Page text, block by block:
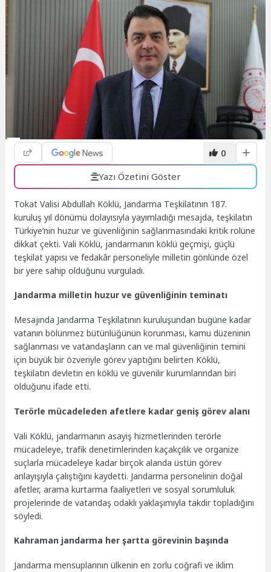
0
Yazı Özetini Göster
Tokat Valisi Abdullah Köklü, Jandarma Teşkilatının 187.
kuruluş yıl dönümü dolayısıyla yayımladığı mesajda, teşkilatın
Türkiye’nin huzur ve güvenliğinin sağlanmasındaki kritik rolüne
dikkat çekti. Vali Köklü, jandarmanın köklü geçmişi, güçlü
teşkilat yapısı ve fedakâr personeliyle milletin gönlünde özel
bir yere sahip olduğunu vurguladı.
Jandarma milletin huzur ve güvenliğinin teminatı
Mesajında Jandarma Teşkilatının kuruluşundan bugüne kadar
vatanın bölünmez bütünlüğünün korunması, kamu düzeninin
sağlanması ve vatandaşların can ve mal güvenliğinin temini
için büyük bir özveriyle görev yaptığını belirten Köklü,
teşkilatın devletin en köklü ve güvenilir kurumlarından biri
olduğunu ifade etti.
Terörle mücadeleden afetlere kadar geniş görev alanı
Vali Köklü, jandarmanın asayiş hizmetlerinden terörle
mücadeleye, trafik denetimlerinden kaçakçılık ve organize
suçlarla mücadeleye kadar birçok alanda üstün görev
anlayışıyla çalıştığını kaydetti. Jandarma personelinin doğal
afetler, arama kurtarma faaliyetleri ve sosyal sorumluluk
projelerinde de vatandaş odaklı yaklaşımıyla takdir topladığını
söyledi.
Kahraman jandarma her şartta görevinin başında
Jandarma mensuplarının ülkenin en zorlu coğrafi ve iklim